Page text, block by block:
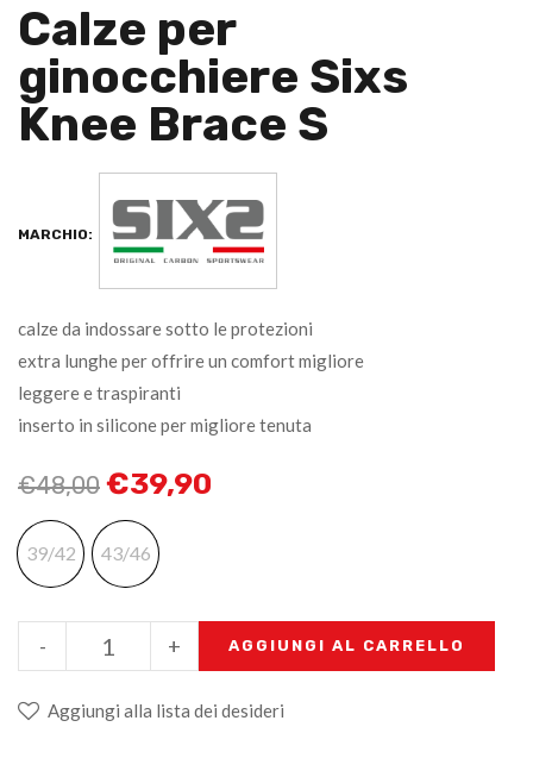
Calze per
ginocchiere Sixs
Knee Brace S
MARCHIO:
calze da indossare sotto le protezioni
extra lunghe per offrire un comfort migliore
leggere e traspiranti
inserto in silicone per migliore tenuta
€48,00 €39,90
39/42 43/46
+
- AGGIUNGI AL CARRELLO
Aggiungi alla lista dei desideri